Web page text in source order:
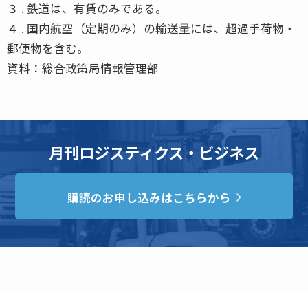
３ . 鉄道は、有賃のみである。
４ . 国内航空（定期のみ）の輸送量には、超過手荷物・
郵便物を含む。
資料：総合政策局情報管理部
月刊ロジスティクス・ビジネス
購読のお申し込みはこちらから